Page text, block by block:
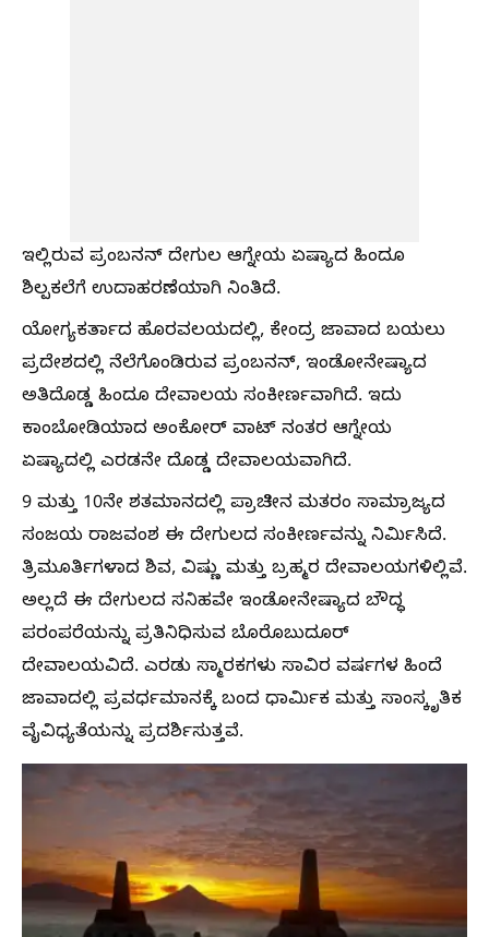
ಇಲ್ಲಿರುವ ಪ್ರಂಬನನ್ ದೇಗುಲ ಆಗ್ನೇಯ ಏಷ್ಯಾದ ಹಿಂದೂ
ಶಿಲ್ಪಕಲೆಗೆ ಉದಾಹರಣೆಯಾಗಿ ನಿಂತಿದೆ.
ಯೋಗ್ಯಕರ್ತಾದ ಹೊರವಲಯದಲ್ಲಿ, ಕೇಂದ್ರ ಜಾವಾದ ಬಯಲು
ಪ್ರದೇಶದಲ್ಲಿ ನೆಲೆಗೊಂಡಿರುವ ಪ್ರಂಬನನ್, ಇಂಡೋನೇಷ್ಯಾದ
ಅತಿದೊಡ್ಡ ಹಿಂದೂ ದೇವಾಲಯ ಸಂಕೀರ್ಣವಾಗಿದೆ. ಇದು
ಕಾಂಬೋಡಿಯಾದ ಅಂಕೋರ್ ವಾಟ್ ನಂತರ ಆಗ್ನೇಯ
ಏಷ್ಯಾದಲ್ಲಿ ಎರಡನೇ ದೊಡ್ಡ ದೇವಾಲಯವಾಗಿದೆ.
9 ಮತ್ತು 10ನೇ ಶತಮಾನದಲ್ಲಿ ಪ್ರಾಚೀನ ಮತರಂ ಸಾಮ್ರಾಜ್ಯದ
ಸಂಜಯ ರಾಜವಂಶ ಈ ದೇಗುಲದ ಸಂಕೀರ್ಣವನ್ನು ನಿರ್ಮಿಸಿದೆ.
ತ್ರಿಮೂರ್ತಿಗಳಾದ ಶಿವ, ವಿಷ್ಣು ಮತ್ತು ಬ್ರಹ್ಮರ ದೇವಾಲಯಗಳಿಲ್ಲಿವೆ.
ಅಲ್ಲದೆ ಈ ದೇಗುಲದ ಸನಿಹವೇ ಇಂಡೋನೇಷ್ಯಾದ ಬೌದ್ಧ
ಪರಂಪರೆಯನ್ನು ಪ್ರತಿನಿಧಿಸುವ ಬೊರೊಬುದೂರ್
ದೇವಾಲಯವಿದೆ. ಎರಡು ಸ್ಮಾರಕಗಳು ಸಾವಿರ ವರ್ಷಗಳ ಹಿಂದೆ
ಜಾವಾದಲ್ಲಿ ಪ್ರವರ್ಧಮಾನಕ್ಕೆ ಬಂದ ಧಾರ್ಮಿಕ ಮತ್ತು ಸಾಂಸ್ಕೃತಿಕ
ವೈವಿಧ್ಯತೆಯನ್ನು ಪ್ರದರ್ಶಿಸುತ್ತವೆ.